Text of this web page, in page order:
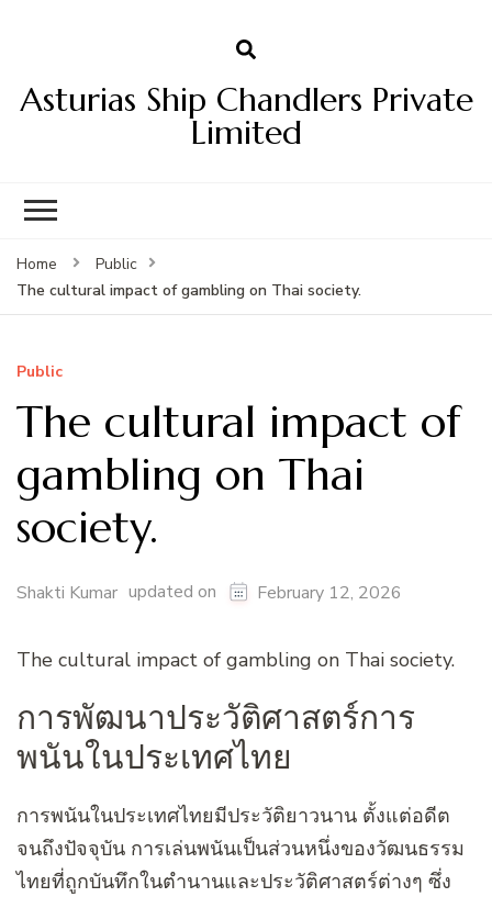
Asturias Ship Chandlers Private
Limited
Home
Public
The cultural impact of gambling on Thai society.
Public
The cultural impact of
gambling on Thai
society.
Shakti Kumar updated on February 12, 2026
The cultural impact of gambling on Thai society.
การพัฒนาประวัติศาสตร์การ
พนันในประเทศไทย
การพนันในประเทศไทยมีประวัติยาวนาน ตั้งแต่อดีต
จนถึงปัจจุบัน การเล่นพนันเป็นส่วนหนึ่งของวัฒนธรรม
ไทยที่ถูกบันทึกในตำนานและประวัติศาสตร์ต่างๆ ซึ่ง